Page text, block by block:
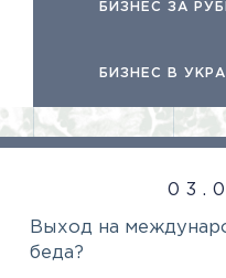
БИЗНЕС ЗА
БИЗНЕС В
Выход на
беда?